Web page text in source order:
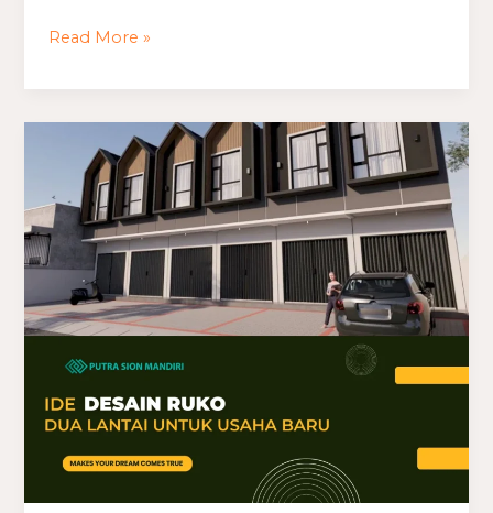
Read More »
Desain
Ruko
Dua
Lantai
untuk
Usaha